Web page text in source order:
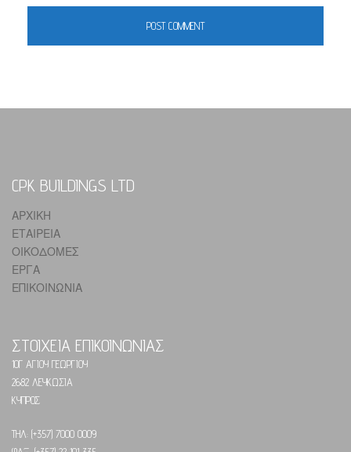
CPK BUILDINGS LTD
ΑΡΧΙΚΗ
ΕΤΑΙΡΕΙΑ
ΟΙΚΟΔΟΜΕΣ
ΕΡΓΑ
ΕΠΙΚΟΙΝΩΝΙΑ
ΣΤΟΙΧΕΙΑ ΕΠΙΚΟΙΝΩΝΙΑΣ
10Γ ΑΓΙΟΥ ΓΕΩΡΓΙΟΥ
2682 ΛΕΥΚΩΣΙΑ
ΚΥΠΡΟΣ
ΤΗΛ: (+357) 7000 0009